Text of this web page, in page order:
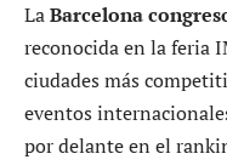
LaBarcelona
reconocida en la feria
ciudades más
eventos
por delante en el